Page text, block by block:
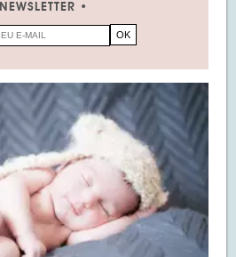
NEWSLETTER